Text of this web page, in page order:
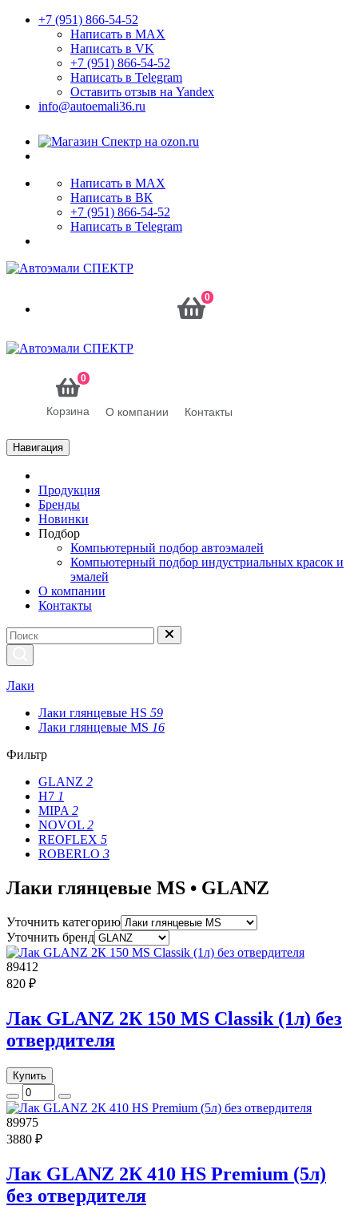
+7 (951) 866-54-52
Написать в MAX
Написать в VK
+7 (951) 866-54-52
Написать в Telegram
Оставить отзыв на Yandex
info@autoemali36.ru
Написать в MAX
Написать в ВК
+7 (951) 866-54-52
Написать в Telegram
0
0
Корзина О компании Контакты
Навигация
Продукция
Бренды
Новинки
Подбор
Компьютерный подбор автоэмалей
Компьютерный подбор индустриальных красок и
эмалей
О компании
Контакты
Лаки
Лаки глянцевые HS 59
Лаки глянцевые MS 16
Фильтр
GLANZ 2
H7 1
MIPA 2
NOVOL 2
REOFLEX 5
ROBERLO 3
Лаки глянцевые MS • GLANZ
Уточнить категорию
Уточнить бренд
89412
820 ₽
Лак GLANZ 2К 150 MS Classik (1л) без
отвердителя
Купить
89975
3880 ₽
Лак GLANZ 2К 410 HS Premium (5л)
без отвердителя